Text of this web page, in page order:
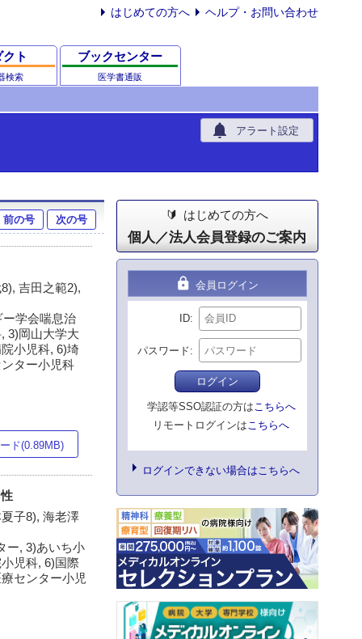
はじめての方へ ヘルプ・お問い合わせ
ト
検索
ブックセンター
医学書通販
notifications アラート設定
前の号 次の号
吉田之範2),
学会喘息治
3)岡山大学大
小児科, 6)埼
ター小児科
ド(0.89MB)
子8), 海老澤
ー, 3)あいち小
児科, 6)国際
センター小児
はじめての方へ
個人／法人会員登録のご案内
lock 会員ログイン
ID
パスワード
ログイン
学認等SSO認証の方はこちらへ
リモートログインはこちらへ
ログインできない場合はこちらへ